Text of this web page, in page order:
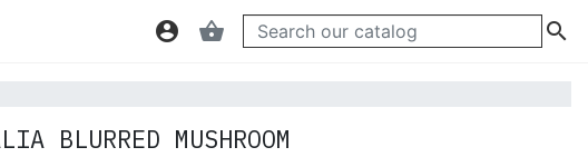
account_circle shopping_basket 
BLURRED MUSHROOM